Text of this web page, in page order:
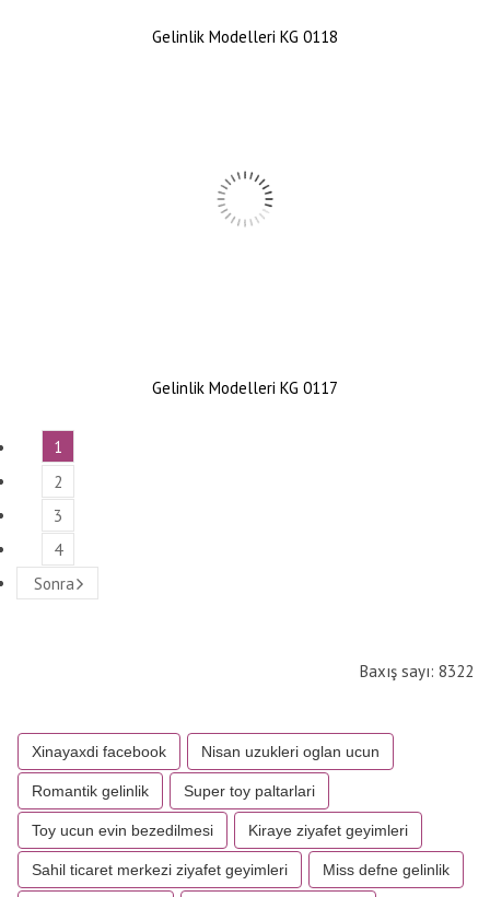
Gelinlik Modelleri KG 0118
Gelinlik Modelleri KG 0117
1
2
3
4
Sonra
Baxış sayı: 8322
Xinayaxdi facebook Nisan uzukleri oglan ucun
Romantik gelinlik Super toy paltarlari
Toy ucun evin bezedilmesi Kiraye ziyafet geyimleri
Sahil ticaret merkezi ziyafet geyimleri Miss defne gelinlik